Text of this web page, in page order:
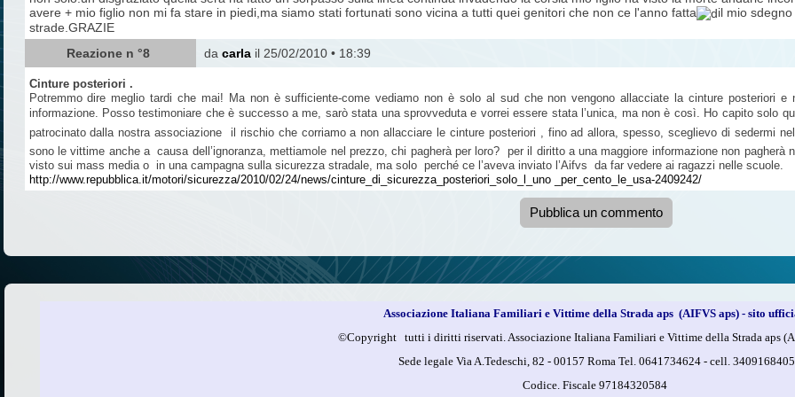
avere + mio figlio non mi fa stare in piedi,ma siamo stati fortunati sono vicina a tutti quei genitori che non ce l'anno fatta
il mio
strade.GRAZIE
Reazione n °8
da carla il 25/02/2010 • 18:39
Cinture posteriori .
Potremmo dire meglio tardi che mai! Ma non è sufficiente-come vediamo non è solo al sud che non vengono allacciate la cinture posteriori
informazione. Posso testimoniare che è successo a me, sarò stata una sprovveduta e vorrei essere stata l’unica, ma non è così. Ho capito solo
patrocinato dalla nostra associazione il rischio che corriamo a non allacciare le cinture posteriori , fino ad allora, spesso, sceglievo di sedermi
sono le vittime anche a causa dell’ignoranza, mettiamole nel prezzo, chi pagherà per loro? per il diritto a una maggiore informazione non pagherà
visto sui mass media o in una campagna sulla sicurezza stradale, ma solo perché ce l’aveva inviato l’Aifvs da far vedere ai ragazzi nelle scuole.
http://www.repubblica.it/motori/sicurezza/2010/02/24/news/cinture_di_sicurezza_posteriori_solo_l_uno _per_cento_le_usa-2409242/
Pubblica un commento
Associazione Italiana Familiari e Vittime della Strada aps (AIFVS aps) - sito
©​Copyright tutti i diritti riservati. Associazione Italiana Familiari e Vittime della Strada aps
Sede legale Via A.Tedeschi, 82 - 00157 Roma Tel. 0641734624 - cell. 3409168405
Codice. Fiscale 97184320584